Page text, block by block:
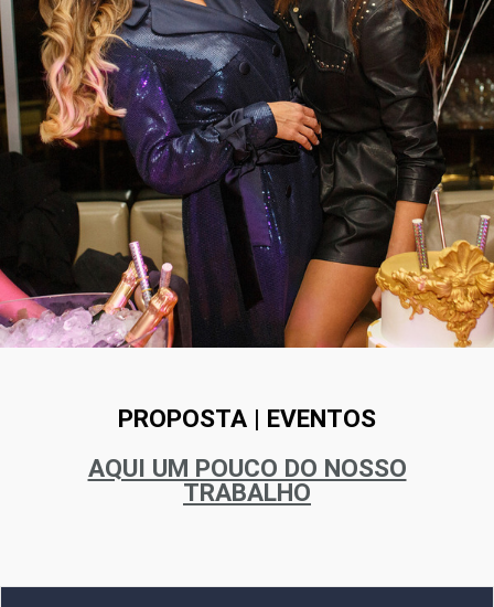
PROPOSTA | EVENTOS
AQUI UM POUCO DO NOSSO
TRABALHO